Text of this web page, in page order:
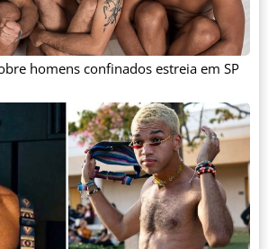
homens confinados estreia em SP